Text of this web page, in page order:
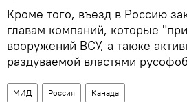
Кроме того, въезд в Россию
главам компаний, которые
вооружений ВСУ, а также
раздуваемой властями
МИД Россия Канада